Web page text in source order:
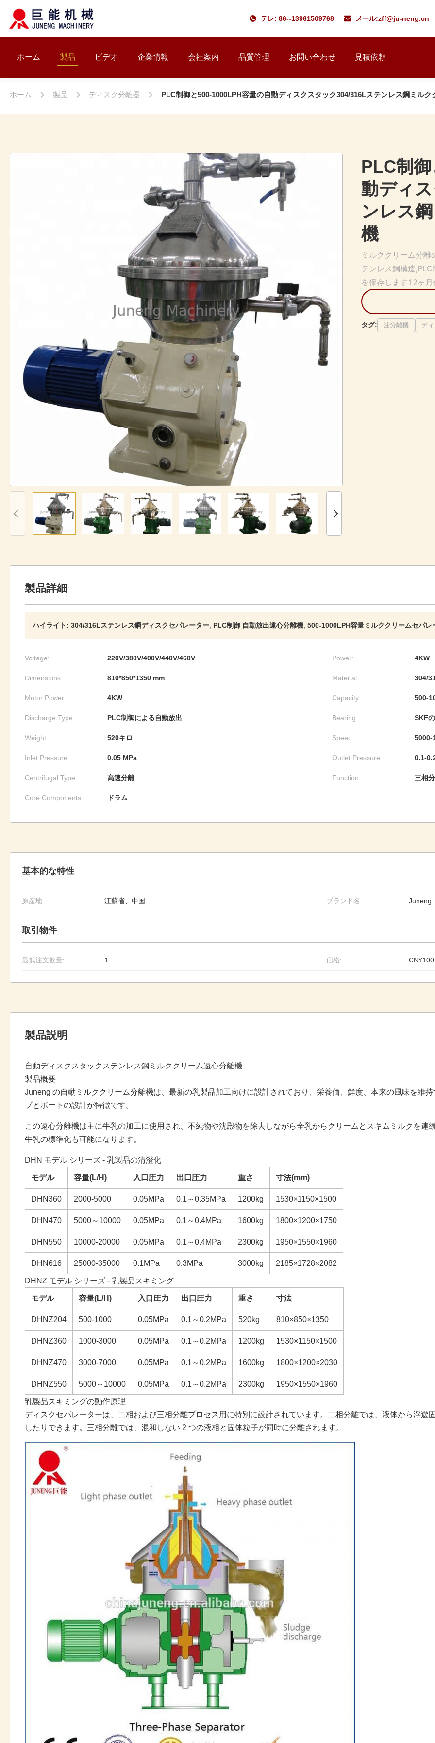
テレ: 86--13961509768 メール:zff@ju-neng.cn
ホーム 製品 ビデオ 企業情報 会社案内 品質管理 お問い合わせ 見積依頼
ホーム 製品 ディスク分離器 PLC制御と500-1000LPH容量の自動ディスクスタック304/316Lステンレス鋼ミルク
PLC制
動ディ
ンレス
機
ミルククリーム分
テンレス鋼構造
を保存します12ヶ
タグ: 油分離機 デ
製品詳細
ハイライト: 304/316Lステンレス鋼ディスクセパレーター PLC制御 自動放出遠心分離機 500-1000LPH容量ミルククリームセパレ
Voltage: 220V/380V/400V/440V/460V Power: 4KW
Dimensions: 810*850*1350 mm Material: 304/
Motor Power: 4KW Capacity: 500-
Discharge Type: PLC制御による自動放出 Bearing: SKF
Weight: 520キロ Speed: 5000-
Inlet Pressure: 0.05 MPa Outlet Pressure: 0.1-
Centrifugal Type: 高速分離 Function: 三相
Core Components: ドラム
基本的な特性
原産地: 江蘇省、中国 ブランド名: Juneng
取引物件
最低注文数量: 1 価格:
製品説明
自動ディスクスタックステンレス鋼ミルククリーム遠心分離機
製品概要
Juneng の自動ミルククリーム分離機は、最新の乳製品加工向けに設計されており、栄養価、鮮度、本来の風味を維
プとポートの設計が特徴です。
この遠心分離機は主に牛乳の加工に使用され、不純物や沈殿物を除去しながら全乳からクリームとスキムミルクを
牛乳の標準化も可能になります。
DHN モデル シリーズ - 乳製品の清澄化
モデル 容量(L/H) 入口圧力 出口圧力 重さ 寸法(mm)
DHN360 2000-5000 0.05MPa 0.1～0.35MPa 1200kg 1530×1150×1500
DHN470 5000～10000 0.05MPa 0.1～0.4MPa 1600kg 1800×1200×1750
DHN550 10000-20000 0.05MPa 0.1～0.4MPa 2300kg 1950×1550×1960
DHN616 25000-35000 0.1MPa 0.3MPa 3000kg 2185×1728×2082
DHNZ モデル シリーズ - 乳製品スキミング
モデル 容量(L/H) 入口圧力 出口圧力 重さ 寸法
DHNZ204 500-1000 0.05MPa 0.1～0.2MPa 520kg 810×850×1350
DHNZ360 1000-3000 0.05MPa 0.1～0.2MPa 1200kg 1530×1150×1500
DHNZ470 3000-7000 0.05MPa 0.1～0.2MPa 1600kg 1800×1200×2030
DHNZ550 5000～10000 0.05MPa 0.1～0.2MPa 2300kg 1950×1550×1960
乳製品スキミングの動作原理
ディスクセパレーターは、二相および三相分離プロセス用に特別に設計されています。二相分離では、液体から浮遊
したりできます。三相分離では、混和しない 2 つの液相と固体粒子が同時に分離されます。